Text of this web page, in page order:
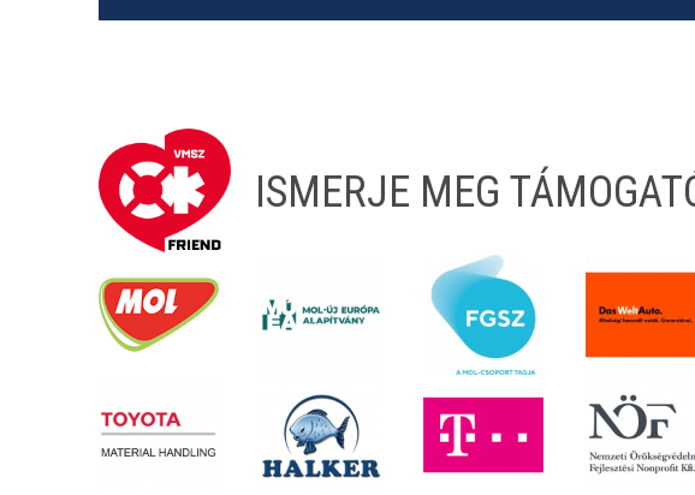
ISMERJE MEG